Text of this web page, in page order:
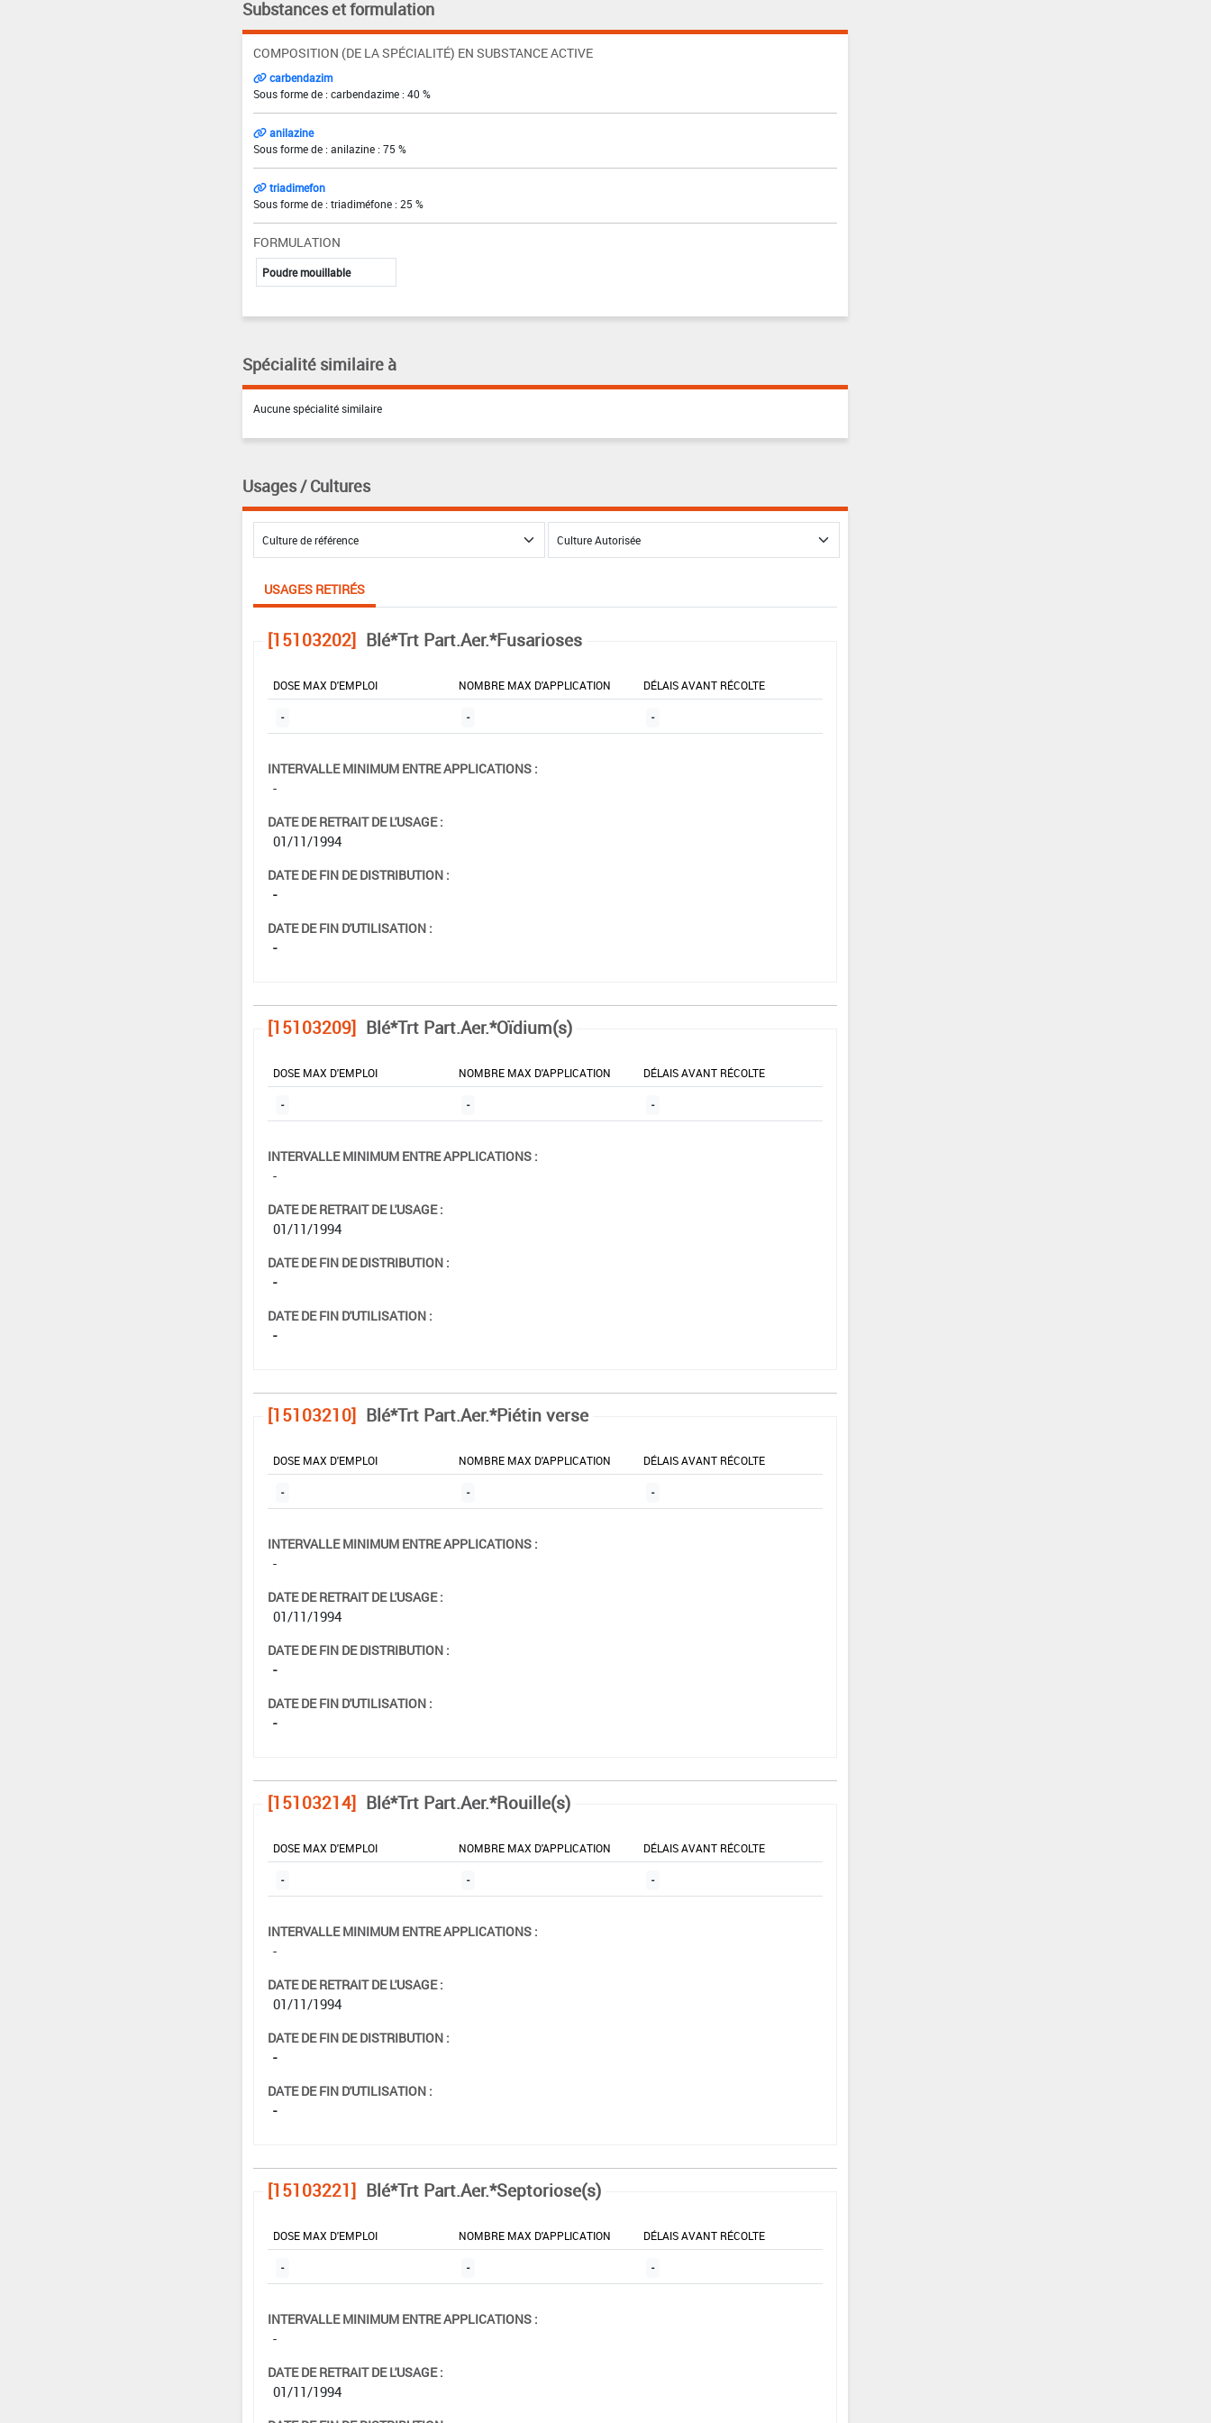
Substances et formulation
COMPOSITION (DE LA SPÉCIALITÉ) EN SUBSTANCE ACTIVE
carbendazim
Sous forme de : carbendazime : 40 %
anilazine
Sous forme de : anilazine : 75 %
triadimefon
Sous forme de : triadiméfone : 25 %
FORMULATION
Poudre mouillable
Spécialité similaire à
Aucune spécialité similaire
Usages / Cultures
USAGES RETIRÉS
[15103202] Blé*Trt Part.Aer.*Fusarioses
DOSE MAX D'EMPLOI NOMBRE MAX D'APPLICATION DÉLAIS AVANT RÉCOLTE
- - -
INTERVALLE MINIMUM ENTRE APPLICATIONS :
-
DATE DE RETRAIT DE L'USAGE :
01/11/1994
DATE DE FIN DE DISTRIBUTION :
-
DATE DE FIN D'UTILISATION :
-
[15103209] Blé*Trt Part.Aer.*Oïdium(s)
DOSE MAX D'EMPLOI NOMBRE MAX D'APPLICATION DÉLAIS AVANT RÉCOLTE
- - -
INTERVALLE MINIMUM ENTRE APPLICATIONS :
-
DATE DE RETRAIT DE L'USAGE :
01/11/1994
DATE DE FIN DE DISTRIBUTION :
-
DATE DE FIN D'UTILISATION :
-
[15103210] Blé*Trt Part.Aer.*Piétin verse
DOSE MAX D'EMPLOI NOMBRE MAX D'APPLICATION DÉLAIS AVANT RÉCOLTE
- - -
INTERVALLE MINIMUM ENTRE APPLICATIONS :
-
DATE DE RETRAIT DE L'USAGE :
01/11/1994
DATE DE FIN DE DISTRIBUTION :
-
DATE DE FIN D'UTILISATION :
-
[15103214] Blé*Trt Part.Aer.*Rouille(s)
DOSE MAX D'EMPLOI NOMBRE MAX D'APPLICATION DÉLAIS AVANT RÉCOLTE
- - -
INTERVALLE MINIMUM ENTRE APPLICATIONS :
-
DATE DE RETRAIT DE L'USAGE :
01/11/1994
DATE DE FIN DE DISTRIBUTION :
-
DATE DE FIN D'UTILISATION :
-
[15103221] Blé*Trt Part.Aer.*Septoriose(s)
DOSE MAX D'EMPLOI NOMBRE MAX D'APPLICATION DÉLAIS AVANT RÉCOLTE
- - -
INTERVALLE MINIMUM ENTRE APPLICATIONS :
-
DATE DE RETRAIT DE L'USAGE :
01/11/1994